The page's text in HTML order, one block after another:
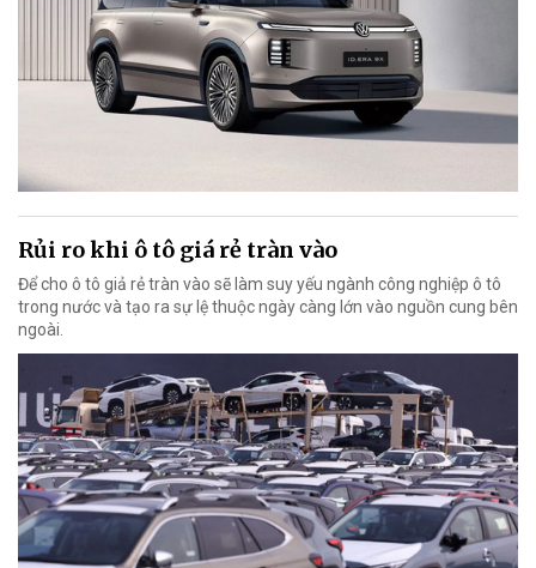
Rủi ro khi ô tô giá rẻ tràn vào
Để cho ô tô giả rẻ tràn vào sẽ làm suy yếu ngành công nghiệp ô tô
trong nước và tạo ra sự lệ thuộc ngày càng lớn vào nguồn cung bên
ngoài.